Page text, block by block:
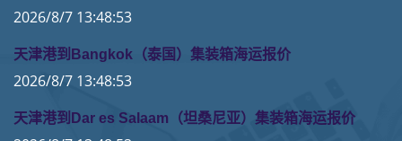
2026/8/7 13:48:53
天津港到Bangkok（泰国）集装箱海运报价
2026/8/7 13:48:53
天津港到Dar es Salaam（坦桑尼亚）集装箱海运报价